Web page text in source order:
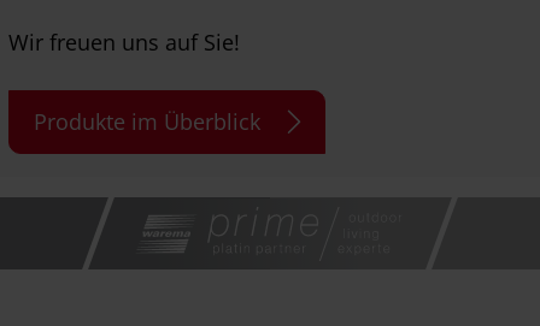
Wir freuen uns auf Sie!
Produkte im Überblick